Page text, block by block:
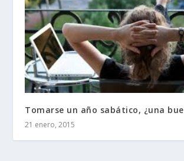
Tomarse un año sabático, ¿una
21 enero, 2015